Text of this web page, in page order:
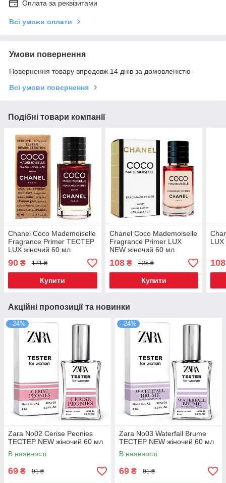
Оплата за реквізитами
Всі умови оплати
Умови повернення
Повернення товару впродовж 14 днів за домовленістю
Всі умови повернення
Подібні товари компанії
Chanel Coco Mademoiselle
Fragrance Primer ТЕСТЕР
LUX жіночий 60 мл
90 ₴ 121 ₴
Купити
Chanel Coco Mademoiselle
Fragrance Primer LUX
NEW жіночий 60 мл
108₴ 125 ₴
Купити
LUX
108
Акційні пропозиції та новинки
–24%
Zara No02 Cerise Peonies
ТЕСТЕР NEW жіночий 60 мл
В наявності
69 ₴ 91 ₴
–24%
Zara No03 Waterfall Brume
ТЕСТЕР NEW жіночий 60 мл
В наявності
69 ₴ 91 ₴